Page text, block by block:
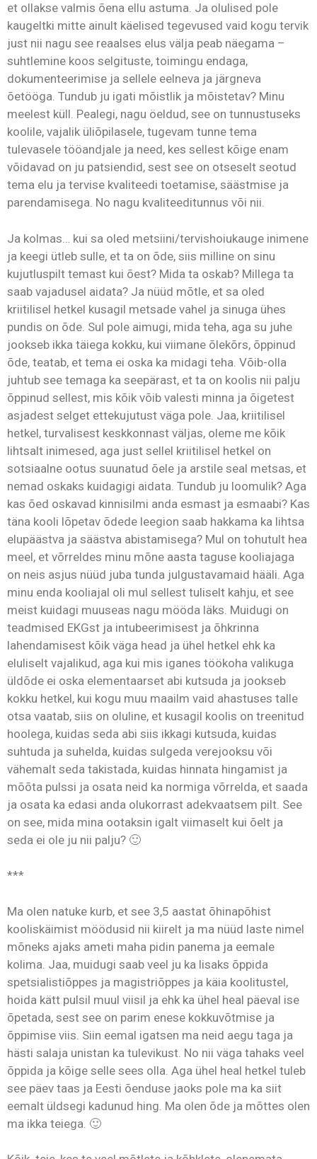
et ollakse valmis õena ellu astuma. Ja olulised pole
kaugeltki mitte ainult käelised tegevused vaid kogu tervik
just nii nagu see reaalses elus välja peab näegama –
suhtlemine koos selgituste, toimingu endaga,
dokumenteerimise ja sellele eelneva ja järgneva
õetööga. Tundub ju igati mõistlik ja mõistetav? Minu
meelest küll. Pealegi, nagu öeldud, see on tunnustuseks
koolile, vajalik üliõpilasele, tugevam tunne tema
tulevasele tööandjale ja need, kes sellest kõige enam
võidavad on ju patsiendid, sest see on otseselt seotud
tema elu ja tervise kvaliteedi toetamise, säästmise ja
parendamisega. No nagu kvaliteeditunnus või nii.
Ja kolmas… kui sa oled metsiini/tervishoiukauge inimene
ja keegi ütleb sulle, et ta on õde, siis milline on sinu
kujutluspilt temast kui õest? Mida ta oskab? Millega ta
saab vajadusel aidata? Ja nüüd mõtle, et sa oled
kriitilisel hetkel kusagil metsade vahel ja sinuga ühes
pundis on õde. Sul pole aimugi, mida teha, aga su juhe
jookseb ikka täiega kokku, kui viimane õlekõrs, õppinud
õde, teatab, et tema ei oska ka midagi teha. Võib-olla
juhtub see temaga ka seepärast, et ta on koolis nii palju
õppinud sellest, mis kõik võib valesti minna ja õigetest
asjadest selget ettekujutust väga pole. Jaa, kriitilisel
hetkel, turvalisest keskkonnast väljas, oleme me kõik
lihtsalt inimesed, aga just sellel kriitilisel hetkel on
sotsiaalne ootus suunatud õele ja arstile seal metsas, et
nemad oskaks kuidagigi aidata. Tundub ju loomulik? Aga
kas õed oskavad kinnisilmi anda esmast ja esmaabi? Kas
täna kooli lõpetav õdede leegion saab hakkama ka lihtsa
elupäästva ja säästva abistamisega? Mul on tohutult hea
meel, et võrreldes minu mõne aasta taguse kooliajaga
on neis asjus nüüd juba tunda julgustavamaid hääli. Aga
minu enda kooliajal oli mul sellest tuliselt kahju, et see
meist kuidagi muuseas nagu mööda läks. Muidugi on
teadmised EKGst ja intubeerimisest ja õhkrinna
lahendamisest kõik väga head ja ühel hetkel ehk ka
eluliselt vajalikud, aga kui mis iganes töökoha valikuga
üldõde ei oska elementaarset abi kutsuda ja jookseb
kokku hetkel, kui kogu muu maailm vaid ahastuses talle
otsa vaatab, siis on oluline, et kusagil koolis on treenitud
hoolega, kuidas seda abi siis ikkagi kutsuda, kuidas
suhtuda ja suhelda, kuidas sulgeda verejooksu või
vähemalt seda takistada, kuidas hinnata hingamist ja
mõõta pulssi ja osata neid ka normiga võrrelda, et saada
ja osata ka edasi anda olukorrast adekvaatsem pilt. See
on see, mida mina ootaksin igalt viimaselt kui õelt ja
seda ei ole ju nii palju? 🙂
***
Ma olen natuke kurb, et see 3,5 aastat õhinapõhist
kooliskäimist möödusid nii kiirelt ja ma nüüd laste nimel
mõneks ajaks ameti maha pidin panema ja eemale
kolima. Jaa, muidugi saab veel ju ka lisaks õppida
spetsialistiõppes ja magistriõppes ja käia koolitustel,
hoida kätt pulsil muul viisil ja ehk ka ühel heal päeval ise
õpetada, sest see on parim enese kokkuvõtmise ja
õppimise viis. Siin eemal igatsen ma neid aegu taga ja
hästi salaja unistan ka tulevikust. No nii väga tahaks veel
õppida ja kõige selle sees olla. Aga ühel heal hetkel tuleb
see päev taas ja Eesti õenduse jaoks pole ma ka siit
eemalt üldsegi kadunud hing. Ma olen õde ja mõttes olen
ma ikka teiega. 🙂